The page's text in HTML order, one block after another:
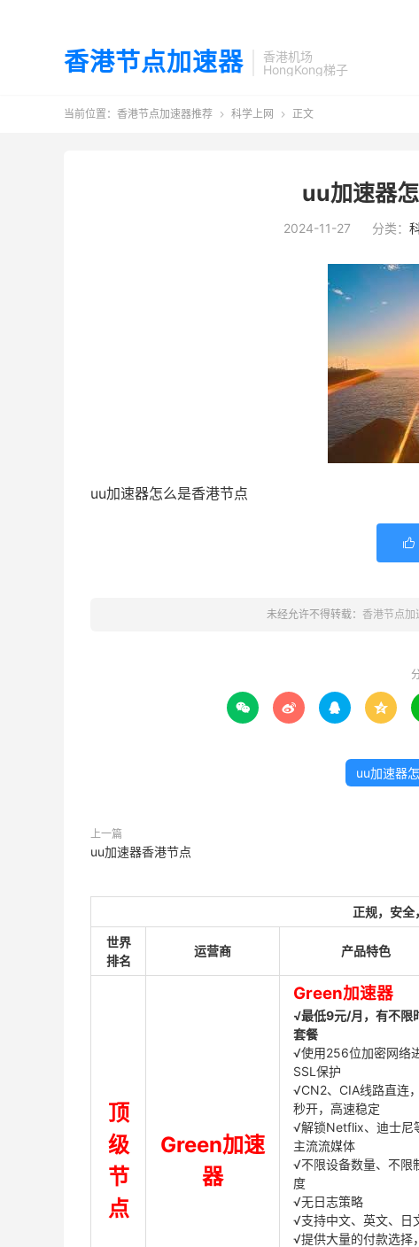
香港节点加速器
香港机场
HongKong梯子
当前位置： 香港节点加速器推荐  科学上网  正文
uu加速器
2024-11-27 分类：
uu加速器怎么是香港节点

未经允许不得转载： 香港节点加
   
uu加速器
上一篇
uu加速器香港节点
正规，安全
世界
排名
运营商 产品特色
顶
级
节
点
Green加速
器
Green加速器
√最低9元/月，有不限
套餐
√使用256位加密网络
SSL保护
√CN2、CIA线路直连
秒开，高速稳定
√解锁Netflix、迪士尼
主流流媒体
√不限设备数量、不限
度
√无日志策略
√支持中文、英文、日
√提供大量的付款选择